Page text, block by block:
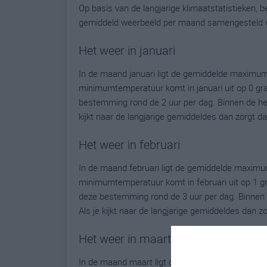
Op basis van de langjarige klimaatstatistieken,
gemiddeld weerbeeld per maand samengesteld
Het weer in januari
In de maand januari ligt de gemiddelde
minimumtemperatuur komt in januari uit op 0
bestemming rond de 2 uur per dag. Binnen de
kijkt naar de langjarige gemiddeldes dan zorgt
Het weer in februari
In de maand februari ligt de gemiddelde
minimumtemperatuur komt in februari uit op 1
deze bestemming rond de 3 uur per dag.
Als je kijkt naar de langjarige gemiddeldes dan
Het weer in maart
In de maand maart ligt de gemiddelde